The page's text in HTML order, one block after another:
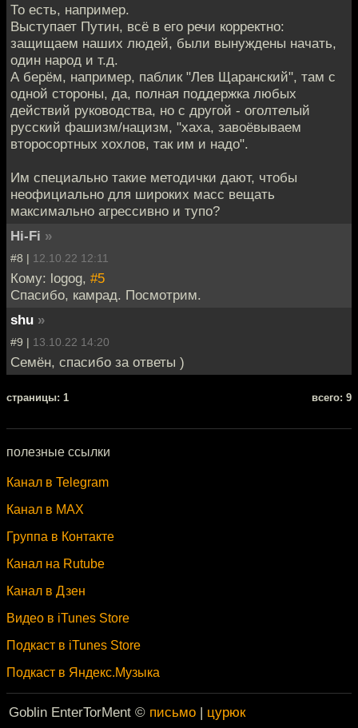
То есть, например.
Выступает Путин, всё в его речи корректно:
защищаем наших людей, были вынуждены начать,
один народ и т.д.
А берём, например, паблик "Лев Щаранский", там с
одной стороны, да, полная поддержка любых
действий руководства, но с другой - оголтелый
русский фашизм/нацизм, "хаха, завоёвываем
второсортных хохлов, так им и надо".
Им специально такие методички дают, чтобы
неофициально для широких масс вещать
максимально агрессивно и тупо?
Hi-Fi »
#8 | 12.10.22 12:11
Кому: logog, #5
Спасибо, камрад. Посмотрим.
shu »
#9 | 13.10.22 14:20
Семён, спасибо за ответы )
cтраницы: 1 всего: 9
полезные ссылки
Канал в Telegram
Канал в MAX
Группа в Контакте
Канал на Rutube
Канал в Дзен
Видео в iTunes Store
Подкаст в iTunes Store
Подкаст в Яндекс.Музыка
Goblin EnterTorMent © письмо | цурюк